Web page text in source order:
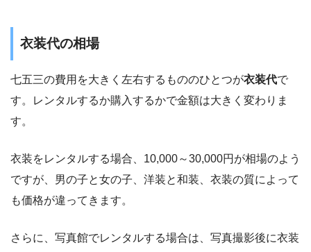
衣装代の相場
七五三の費用を大きく左右するもののひとつが衣装代で
す。レンタルするか購入するかで金額は大きく変わりま
す。
衣装をレンタルする場合、 10,000～30,000円が相場のよう
ですが、男の子と女の子、洋装と和装、衣装の質によって
も価格が違ってきます。
さらに、写真館でレンタルする場合は、写真撮影後に衣装